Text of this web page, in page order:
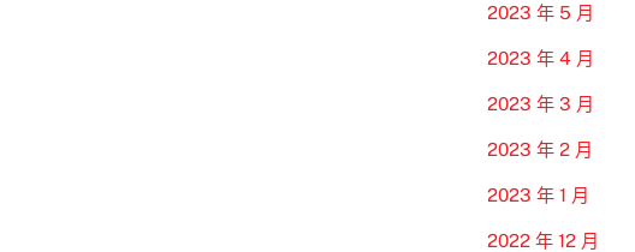
2023 年 5 月
2023 年 4 月
2023 年 3 月
2023 年 2 月
2023 年 1 月
2022 年 12 月